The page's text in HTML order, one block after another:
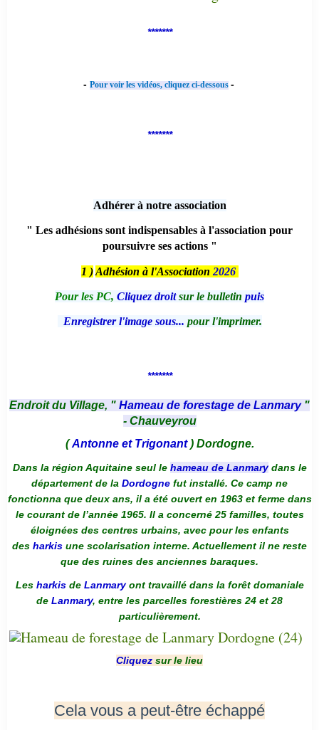
*******
- Pour voir les vidéos, cliquez ci-dessous -
*******
Adhérer à notre association
" Les adhésions sont indispensables à l'association pour
poursuivre ses actions "
1 ) Adhésion à l'Association 2026
Pour les PC, Cliquez droitsur le bulletin puis
Enregistrer l'image sous... pour l'imprimer.
*******
Endroit du Village, " Hameau de forestage de Lanmary "
- Chauveyrou
(Antonne et Trigonant) Dordogne.
Dans la région Aquitaine seul le hameau de Lanmarydans le
département de la Dordogne fut installé. Ce camp ne
fonctionna que deux ans, il a été ouvert en 1963 et ferme dans
le courant de l’année 1965. Il a concerné 25 familles, toutes
éloignées des centres urbains, avec pour les enfants
des harkis une scolarisation interne. Actuellement il ne reste
que des ruines des anciennes baraques.
Les harkis de Lanmaryont travaillé dans la forêt domaniale
de Lanmary, entre les parcelles forestières 24 et 28
particulièrement.
Cliquez sur le lieu
Cela vous a peut-être échappé